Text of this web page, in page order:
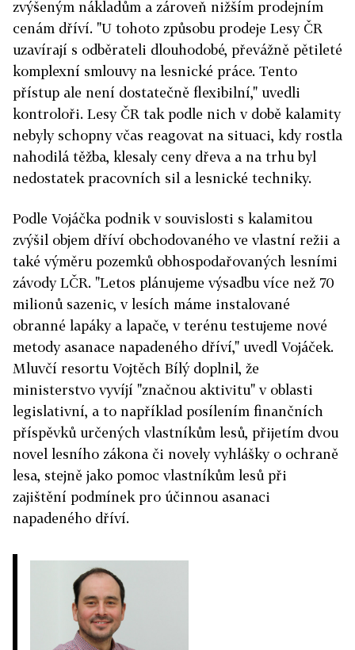
zvýšeným nákladům a zároveň nižším prodejním
cenám dříví. "U tohoto způsobu prodeje Lesy ČR
uzavírají s odběrateli dlouhodobé, převážně pětileté
komplexní smlouvy na lesnické práce. Tento
přístup ale není dostatečně flexibilní," uvedli
kontroloři. Lesy ČR tak podle nich v době kalamity
nebyly schopny včas reagovat na situaci, kdy rostla
nahodilá těžba, klesaly ceny dřeva a na trhu byl
nedostatek pracovních sil a lesnické techniky.
Podle Vojáčka podnik v souvislosti s kalamitou
zvýšil objem dříví obchodovaného ve vlastní režii a
také výměru pozemků obhospodařovaných lesními
závody LČR. "Letos plánujeme výsadbu více než 70
milionů sazenic, v lesích máme instalované
obranné lapáky a lapače, v terénu testujeme nové
metody asanace napadeného dříví," uvedl Vojáček.
Mluvčí resortu Vojtěch Bílý doplnil, že
ministerstvo vyvíjí "značnou aktivitu" v oblasti
legislativní, a to například posílením finančních
příspěvků určených vlastníkům lesů, přijetím dvou
novel lesního zákona či novely vyhlášky o ochraně
lesa, stejně jako pomoc vlastníkům lesů při
zajištění podmínek pro účinnou asanaci
napadeného dříví.